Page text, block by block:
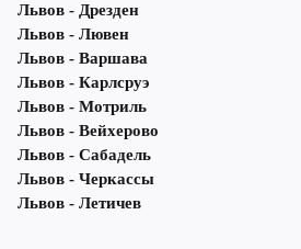
Львов - Дрезден
Львов - Лювен
Львов - Варшава
Львов - Карлсруэ
Львов - Мотриль
Львов - Вейхерово
Львов - Сабадель
Львов - Черкассы
Львов - Летичeв